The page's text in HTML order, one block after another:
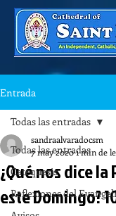
Entrada
Todas las entradas
Catequesis
Reflexiones del
Todas las entradas
¿Qué nos dice la
este Domingo?
sandraalvaradocsm
7 may 20201 min de